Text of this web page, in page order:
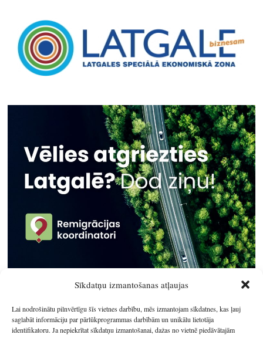
Sīkdatņu izmantošanas atļaujas
Lai nodrošinātu pilnvērtīgu šīs vietnes darbību, mēs izmantojam sīkdatnes, kas ļauj
saglabāt informāciju par pārlūkprogrammas darbībām un unikālu lietotāja
identifikatoru. Ja nepiekrītat sīkdatņu izmantošanai, dažas no vietnē piedāvātajām